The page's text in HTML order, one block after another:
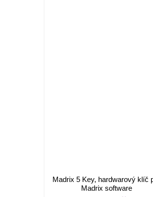
Madrix 5 Key, hardwarový klíč
Madrix software